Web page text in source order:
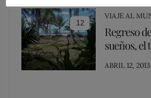
12
VIAJE AL
Regreso
sueños, el
POSTED
ABRIL 12, 2013